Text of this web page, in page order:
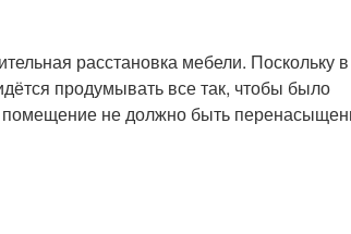
расстановка мебели. Поскольку в
продумывать все так, чтобы было
помещение не должно быть